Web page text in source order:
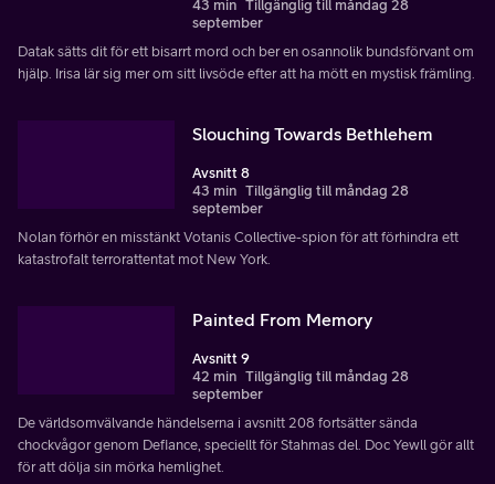
43 min Tillgänglig till måndag 28
september
Datak sätts dit för ett bisarrt mord och ber en osannolik bundsförvant om
hjälp. Irisa lär sig mer om sitt livsöde efter att ha mött en mystisk främling.
Slouching Towards Bethlehem
Avsnitt 8
43 min Tillgänglig till måndag 28
september
Nolan förhör en misstänkt Votanis Collective-spion för att förhindra ett
katastrofalt terrorattentat mot New York.
Painted From Memory
Avsnitt 9
42 min Tillgänglig till måndag 28
september
De världsomvälvande händelserna i avsnitt 208 fortsätter sända
chockvågor genom Defiance, speciellt för Stahmas del. Doc Yewll gör allt
för att dölja sin mörka hemlighet.